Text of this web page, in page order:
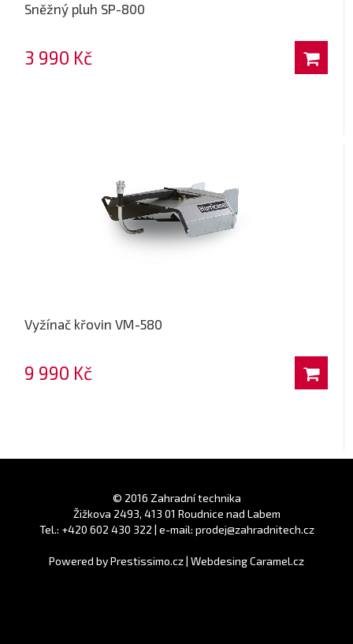
Sněžný pluh SP-800
3 990 Kč
Vyžínač křovin VM-580
9 990 Kč
© 2016 Zahradní technika
Žižkova 2493, 413 01 Roudnice nad Labem
Tel.: +420 602 430 322 | e-mail: prodej@zahradnitech.cz
Powered byPrestissimo.cz| Webdesing Caramel.cz